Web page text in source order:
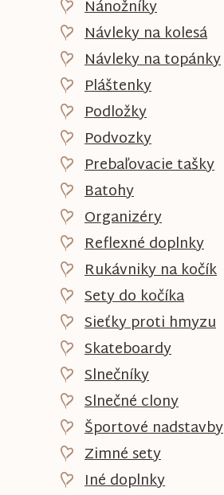
Nánožníky
Návleky na kolesá
Návleky na topánky
Pláštenky
Podložky
Podvozky
Prebaľovacie tašky
Batohy
Organizéry
Reflexné doplnky
Rukávniky na kočík
Sety do kočíka
Sieťky proti hmyzu
Skateboardy
Slnečníky
Slnečné clony
Športové nadstavby
Zimné sety
Iné doplnky